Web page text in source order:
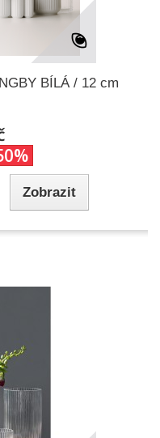
BÍLÁ / 12 cm
Zobrazit